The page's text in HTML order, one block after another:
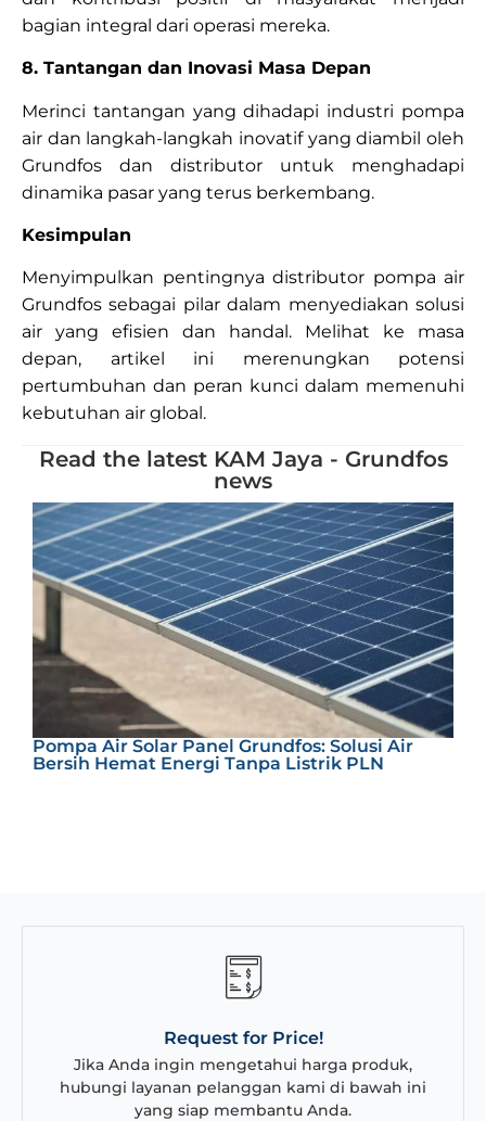
bagian integral dari operasi mereka.
8. Tantangan dan Inovasi Masa Depan
Merinci tantangan yang dihadapi industri pompa
air dan langkah-langkah inovatif yang diambil oleh
Grundfos dan distributor untuk menghadapi
dinamika pasar yang terus berkembang.
Kesimpulan
Menyimpulkan pentingnya distributor pompa air
Grundfos sebagai pilar dalam menyediakan solusi
air yang efisien dan handal. Melihat ke masa
depan, artikel ini merenungkan potensi
pertumbuhan dan peran kunci dalam memenuhi
kebutuhan air global.
Read the latest KAM Jaya - Grundfos
news
Pompa Air Solar Panel Grundfos: Solusi Air
Bersih Hemat Energi Tanpa Listrik PLN
Request for Price!
Jika Anda ingin mengetahui harga produk,
hubungi layanan pelanggan kami di bawah ini
yang siap membantu Anda.